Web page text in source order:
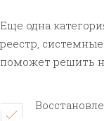
Еще одна
реестр,
поможет решить